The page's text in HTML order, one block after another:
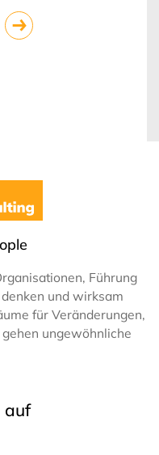
Führung
und wirksam
für Veränderungen,
ungewöhnliche
auf